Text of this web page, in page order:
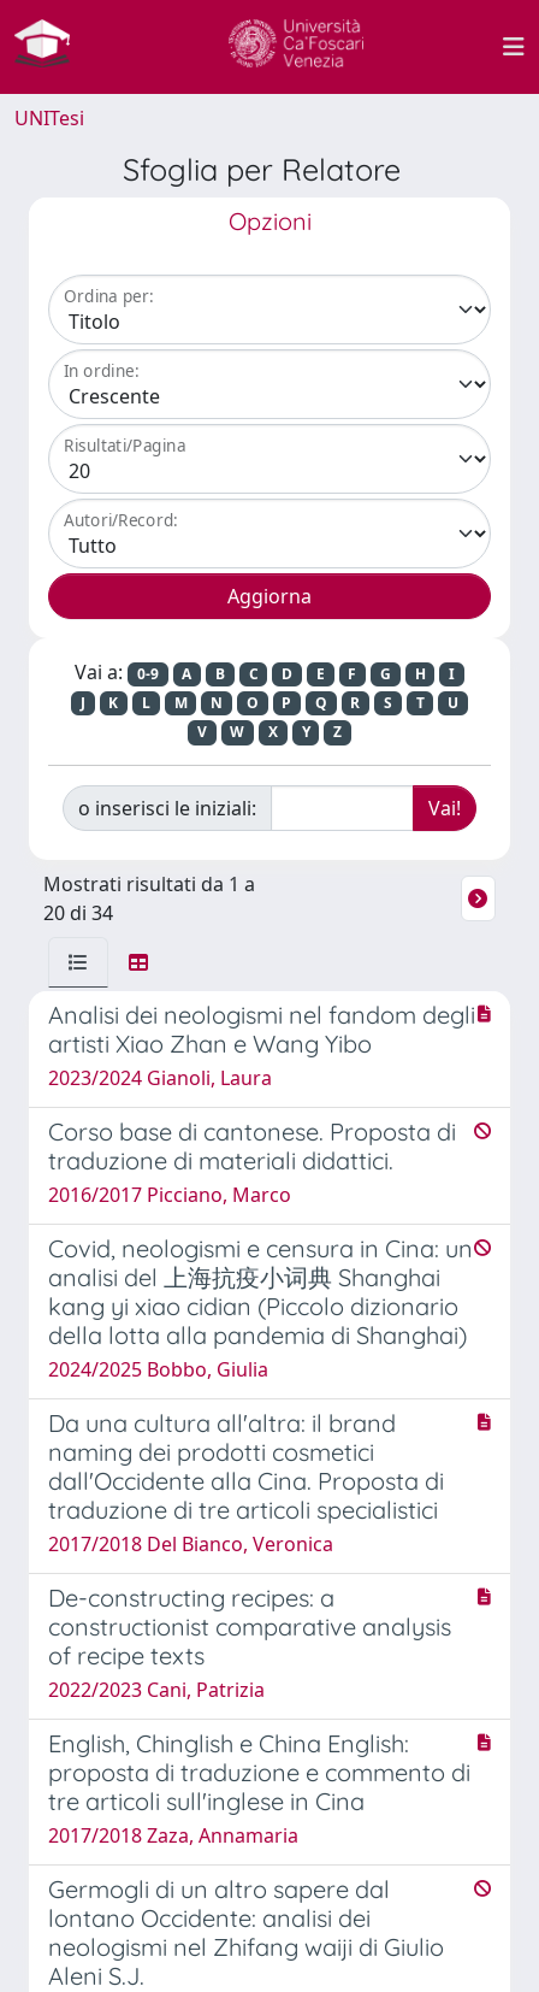
UNITesi
Sfoglia per Relatore
Opzioni
Ordina per:
In ordine:
Risultati/Pagina
Autori/Record:
Vai a: 0-9 A B C D E F G H
I
J
K L M N O P Q R S T
U
V
W X Y Z
o inserisci le iniziali:
Mostrati risultati da 1 a
20 di 34
Analisi dei neologismi nel fandom degli
artisti Xiao Zhan e Wang Yibo
2023/2024 Gianoli, Laura
Corso base di cantonese. Proposta di
traduzione di materiali didattici.
2016/2017 Picciano, Marco
Covid, neologismi e censura in Cina: un
analisi del 上海抗疫小词典 Shanghai
kang yi xiao cidian (Piccolo dizionario
della lotta alla pandemia di Shanghai)
2024/2025 Bobbo, Giulia
Da una cultura all'altra: il brand
naming dei prodotti cosmetici
dall'Occidente alla Cina. Proposta di
traduzione di tre articoli specialistici
2017/2018 Del Bianco, Veronica
De-constructing recipes: a
constructionist comparative analysis
of recipe texts
2022/2023 Cani, Patrizia
English, Chinglish e China English:
proposta di traduzione e commento di
tre articoli sull'inglese in Cina
2017/2018 Zaza, Annamaria
Germogli di un altro sapere dal
lontano Occidente: analisi dei
neologismi nel Zhifang waiji di Giulio
Aleni S.J.